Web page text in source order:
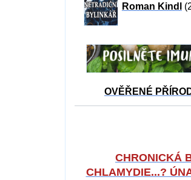
Roman Kindl
OVĚŘENÉ
CHRONICKÁ
CHLAMYDIE...?